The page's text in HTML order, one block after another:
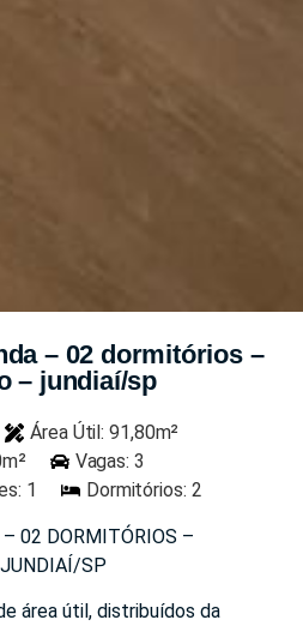
– 02 dormitórios –
– jundiaí/sp
Área Útil: 91,80m²
Vagas: 3
1 Dormitórios: 2
02 DORMITÓRIOS –
SP
área útil, distribuídos da